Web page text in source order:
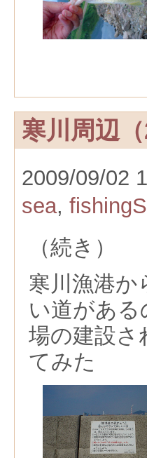
寒川周辺（
2009/09/02
sea,
（続き）
寒川漁港か
い道があ
場の建設さ
てみた